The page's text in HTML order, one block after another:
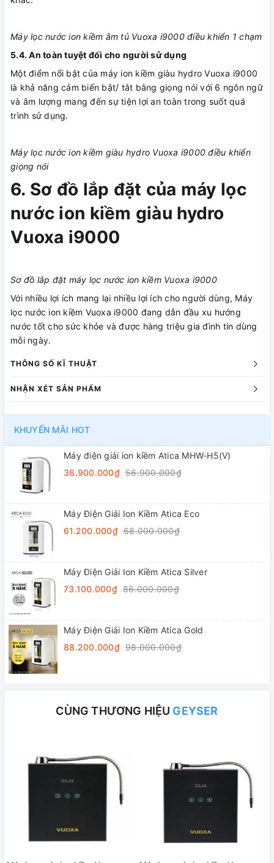
Máy lọc nước ion kiềm âm tủ Vuoxa i9000 điều khiển 1 chạm
5.4. An toàn tuyệt đối cho người sử dụng
Một điểm nổi bật của máy ion kiềm giàu hydro Vuoxa i9000
là khả năng cảm biến bật/ tắt bằng giọng nói với 6 ngôn ngữ
và âm lượng mang đến sự tiện lợi an toàn trong suốt quá
trình sử dụng.
Máy lọc nước ion kiềm giàu hydro Vuoxa i9000 điều khiển
giọng nói
6. Sơ đồ lắp đặt của máy lọc
nước ion kiềm giàu hydro
Vuoxa i9000
Sơ đồ lắp đặt máy lọc nước ion kiềm Vuoxa i9000
Với nhiều lợi ích mang lại nhiều lợi ích cho người dùng, Máy
lọc nước ion kiềm Vuoxa i9000 đang dẫn đầu xu hướng
nước tốt cho sức khỏe và được hàng triệu gia đình tin dùng
mỗi ngày.
THÔNG SỐ KĨ THUẬT
NHẬN XÉT SẢN PHẨM
KHUYẾN MÃI HOT
Máy điện giải ion kiềm Atica MHW-H5(V)
36.900.000₫ 56.900.000₫
Máy Điện Giải Ion Kiềm Atica Eco
61.200.000₫ 68.000.000₫
Máy Điện Giải Ion Kiềm Atica Silver
73.100.000₫ 86.000.000₫
Máy Điện Giải Ion Kiềm Atica Gold
88.200.000₫ 98.000.000₫
CÙNG THƯƠNG HIỆU GEYSER